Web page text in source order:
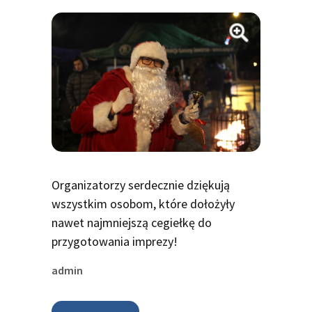
Organizatorzy serdecznie dziękują
wszystkim osobom, które dołożyły
nawet najmniejszą cegiełkę do
przygotowania imprezy!
admin